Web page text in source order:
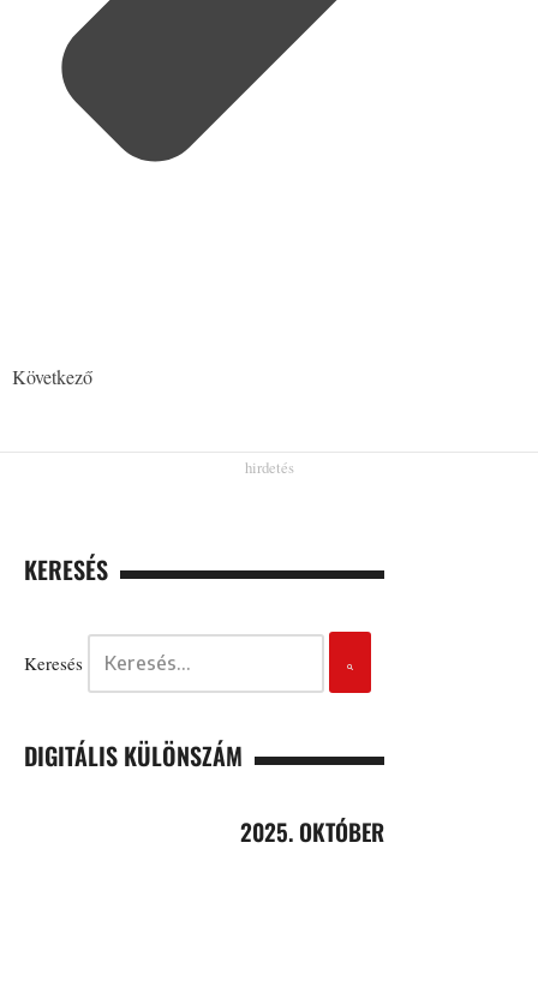
Következő
KERESÉS
Keresés
DIGITÁLIS KÜLÖNSZÁM
2025. OKTÓBER